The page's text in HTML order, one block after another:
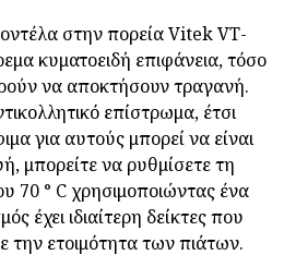
στην πορεία Vitek VT-
κυματοειδή επιφάνεια, τόσο
να αποκτήσουν τραγανή.
επίστρωμα, έτσι
για αυτούς μπορεί να είναι
μπορείτε να ρυθμίσετε τη
70 ° C χρησιμοποιώντας ένα
έχει ιδιαίτερη δείκτες που
την ετοιμότητα των πιάτων.